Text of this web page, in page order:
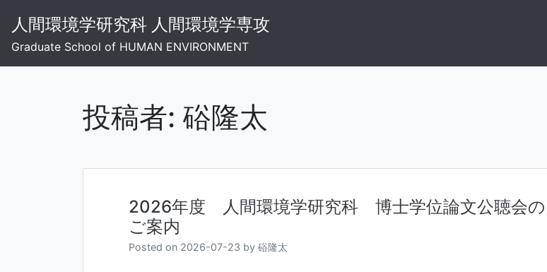
content
人間環境学研究科 人間環境学専攻
Graduate School of HUMAN ENVIRONMENT
投稿者: 硲隆太
2026年度 人間環境学研究科 博士学位論文公聴会の
ご案内
Posted on 2026-07-23 by 硲隆太